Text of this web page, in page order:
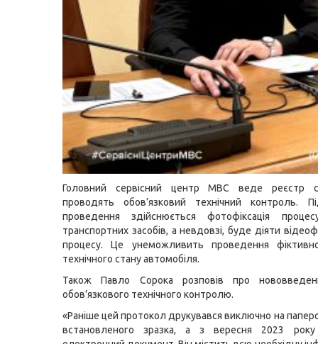
Головний сервісний центр МВС веде реєстр
проводять обов’язковий технічний контроль.
проведення здійснюється фотофіксація
транспортних засобів, а невдовзі, буде діяти
процесу. Це унеможливить проведення
технічного стану автомобіля.
Також Павло Сорока розповів про
обов’язкового технічного контролю.
«Раніше цей протокол друкувався виключно на
встановленого зразка, а з вересня 2023